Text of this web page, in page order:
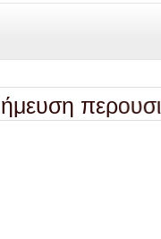
περουσιών ✿